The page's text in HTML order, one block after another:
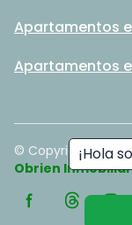
¡Hola
Apartamentos
Apartamentos
© Copyright2026.
Obrien